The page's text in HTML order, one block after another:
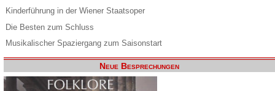
Kinderführung in der Wiener Staatsoper
Die Besten zum Schluss
Musikalischer Spaziergang zum Saisonstart
Neue Besprechungen